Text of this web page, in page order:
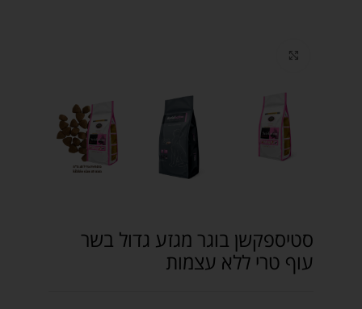
סטיספקשן בוגר מגזע גדול בשר
עוף טרי ללא עצמות